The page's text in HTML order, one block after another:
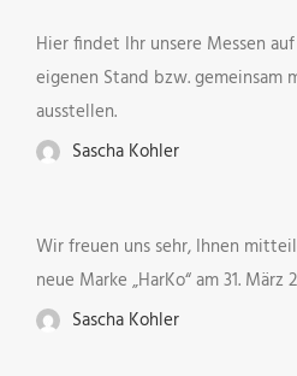
Hier findet Ihr unsere Messen
eigenen Stand bzw. gemeinsam
ausstellen.
Sascha Kohler
Wir freuen uns sehr, Ihnen
neue Marke „HarKo“ am 31. März
Sascha Kohler